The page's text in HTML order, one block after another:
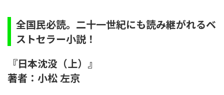
全国民必読。二十一世紀にも読み継がれるベ
ストセラー小説！
『日本沈没（上）』
著者：小松 左京